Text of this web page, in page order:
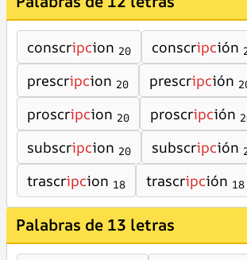
conscripcion 20 conscripción
prescripcion 20 prescripción
proscripcion 20 proscripción
subscripcion 20 subscripción
trascripcion 18 trascripción 18
Palabras de 13 letras